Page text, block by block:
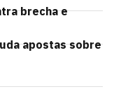
brecha e
apostas sobre